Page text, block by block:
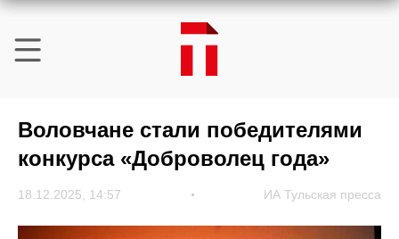
Воловчане стали победителями
конкурса «Доброволец года»
18.12.2025, 14:57 ИА Тульская пресса